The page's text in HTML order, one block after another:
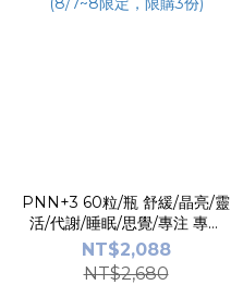
PNN+3 60粒/瓶 舒緩/晶亮/靈
活/代謝/睡眠/思覺/專注 專用
(8/7~8限定，限購3份)
NT$2,088
NT$2,680